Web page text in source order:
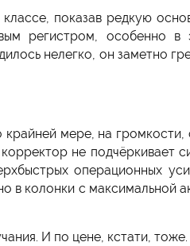
показав редкую
регистром, особенно в
нелегко, он заметно
мере, на громкости,
не подчёркивает
операционных
в колонки с максимальной
И по цене, кстати, тоже.